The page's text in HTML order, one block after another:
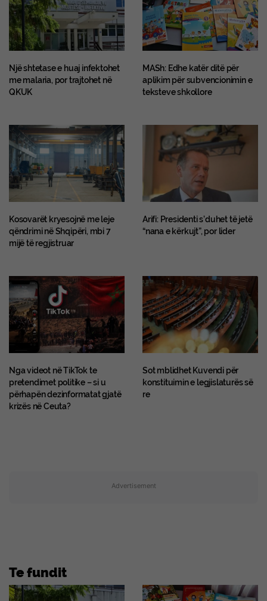
Një shtetase e huaj infektohet
me malaria, por trajtohet në
QKUK
MASh: Edhe katër ditë për
aplikim për subvencionimin e
teksteve shkollore
Kosovarët kryesojnë me leje
qëndrimi në Shqipëri, mbi 7
mijë të regjistruar
Arifi: Presidenti s’duhet të jetë
“nana e kërkujt”, por lider
Nga videot në TikTok te
pretendimet politike – si u
përhapën dezinformatat gjatë
krizës në Ceuta?
Sot mblidhet Kuvendi për
konstituimin e legjislaturës së
re
Advertisement
Te fundit